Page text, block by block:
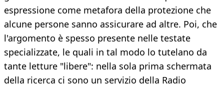
espressione come metafora della protezione che
alcune persone sanno assicurare ad altre. Poi, che
l'argomento è spesso presente nelle testate
specializzate, le quali in tal modo lo tutelano da
tante letture "libere": nella sola prima schermata
della ricerca ci sono un servizio della Radio